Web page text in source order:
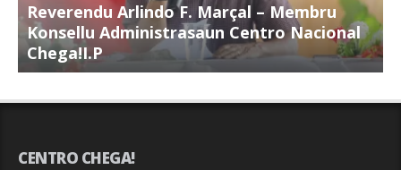
Reverendu Arlindo F. Marçal – Membru
Konsellu Administrasaun Centro Nacional
Chega!I.P
CENTRO CHEGA!